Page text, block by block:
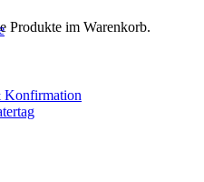
Produkte im Warenkorb.